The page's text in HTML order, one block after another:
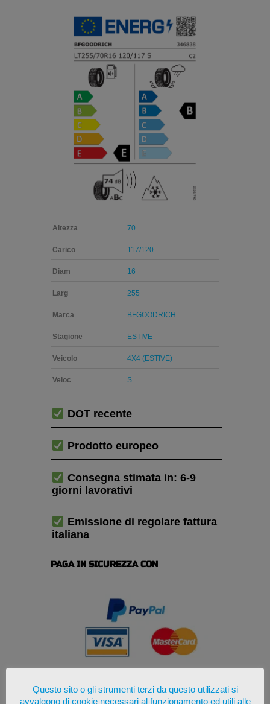
Altezza 70
Carico 117/120
Diam 16
Larg 255
Marca BFGOODRICH
Stagione ESTIVE
Veicolo 4X4 (ESTIVE)
Veloc S
DOT recente
Prodotto europeo
Consegna stimata in: 6-9
giorni lavorativi
Emissione di regolare fattura
italiana
PAGA IN SICUREZZA CON
Questo sito o gli strumenti terzi da questo utilizzati si
avvalgono di cookie necessari al funzionamento ed utili alle